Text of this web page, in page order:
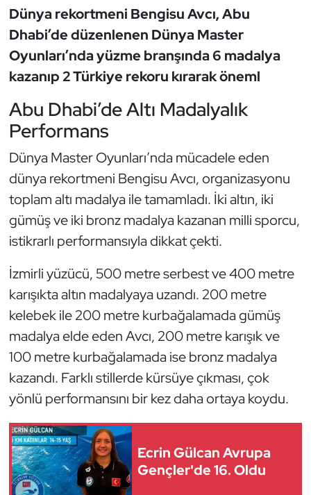
Dünya rekortmeni Bengisu Avcı, Abu
Dhabi’de düzenlenen Dünya Master
Oyunları’nda yüzme branşında 6 madalya
kazanıp 2 Türkiye rekoru kırarak öneml
Abu Dhabi’de Altı Madalyalık
Performans
Dünya Master Oyunları’nda mücadele eden
dünya rekortmeni Bengisu Avcı, organizasyonu
toplam altı madalya ile tamamladı. İki altın, iki
gümüş ve iki bronz madalya kazanan milli sporcu,
istikrarlı performansıyla dikkat çekti.
İzmirli yüzücü, 500 metre serbest ve 400 metre
karışıkta altın madalyaya uzandı. 200 metre
kelebek ile 200 metre kurbağalamada gümüş
madalya elde eden Avcı, 200 metre karışık ve
100 metre kurbağalamada ise bronz madalya
kazandı. Farklı stillerde kürsüye çıkması, çok
yönlü performansını bir kez daha ortaya koydu.
Ecrin Gülcan Avrupa
Gençler'de 16. Oldu
Eskrim
Futbol
Genel
Golf
Güreş
Halter
Hava Sporları
Hentbol
İşitme Engelli Sporcular
Judo ve Kuraş
Karate
Kayak